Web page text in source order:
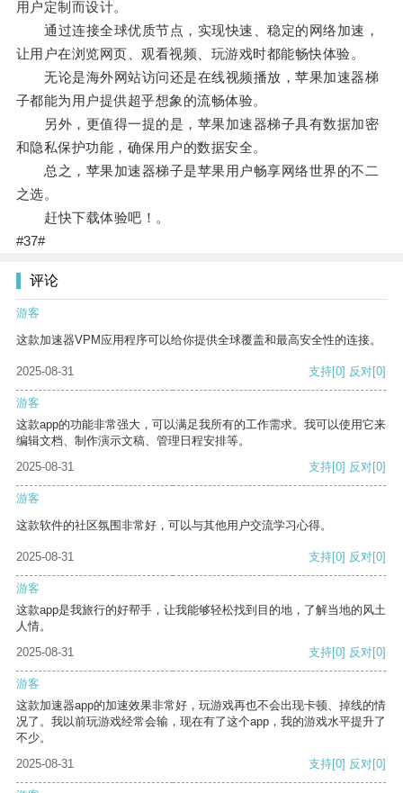
用户定制而设计。
通过连接全球优质节点，实现快速、稳定的网络加速，
让用户在浏览网页、观看视频、玩游戏时都能畅快体验。
无论是海外网站访问还是在线视频播放，苹果加速器梯
子都能为用户提供超乎想象的流畅体验。
另外，更值得一提的是，苹果加速器梯子具有数据加密
和隐私保护功能，确保用户的数据安全。
总之，苹果加速器梯子是苹果用户畅享网络世界的不二
之选。
赶快下载体验吧！。
#37#
评论
游客
这款加速器VPM应用程序可以给你提供全球覆盖和最高安全性的连接。
2025-08-31 支持[0] 反对[0]
游客
这款app的功能非常强大，可以满足我所有的工作需求。我可以使用它来
编辑文档、制作演示文稿、管理日程安排等。
2025-08-31
支持[0] 反对[0]
游客
这款软件的社区氛围非常好，可以与其他用户交流学习心得。
2025-08-31 支持[0] 反对[0]
游客
这款app是我旅行的好帮手，让我能够轻松找到目的地，了解当地的风土
人情。
2025-08-31
支持[0] 反对[0]
游客
这款加速器app的加速效果非常好，玩游戏再也不会出现卡顿、掉线的情
况了。我以前玩游戏经常会输，现在有了这个app，我的游戏水平提升了
不少。
2025-08-31
支持[0] 反对[0]